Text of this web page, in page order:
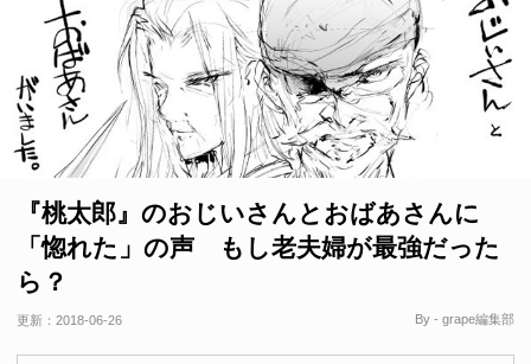
『桃太郎』のおじいさんとおばあさんに
「惚れた」の声 もし老夫婦が最強だった
ら？
更新： 2018-06-26 By - grape編集部